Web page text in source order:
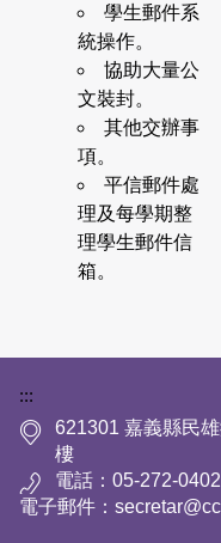
學生郵件系
統操作。
協助大量公
文裝封。
其他交辦事
項。
平信郵件處
理及每學期整
理學生郵件信
箱。
:::
621301 嘉義縣民
樓
電話：05-272-0402
電子郵件：